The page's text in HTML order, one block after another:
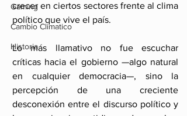
Gaming
Cambio Climatico
Historia
crecer en ciertos sectores frente al clima
político que vive el país.
Lo más llamativo no fue escuchar
críticas hacia el gobierno —algo natural
en cualquier democracia—, sino la
percepción de una creciente
desconexión entre el discurso político y